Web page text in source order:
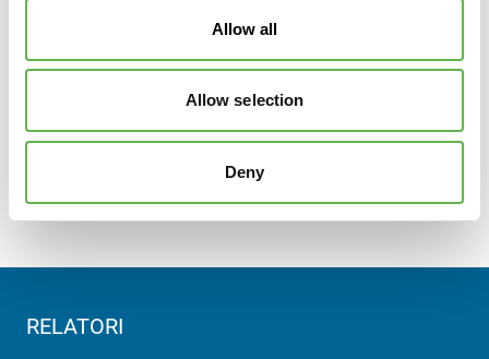
Allow all
Allow selection
Deny
Responsabili Export, Responsabili Import, Direttori
Spedizionieri, addetti all’ufficio commerciale estero,
Customs Compliance managers.
RELATORI